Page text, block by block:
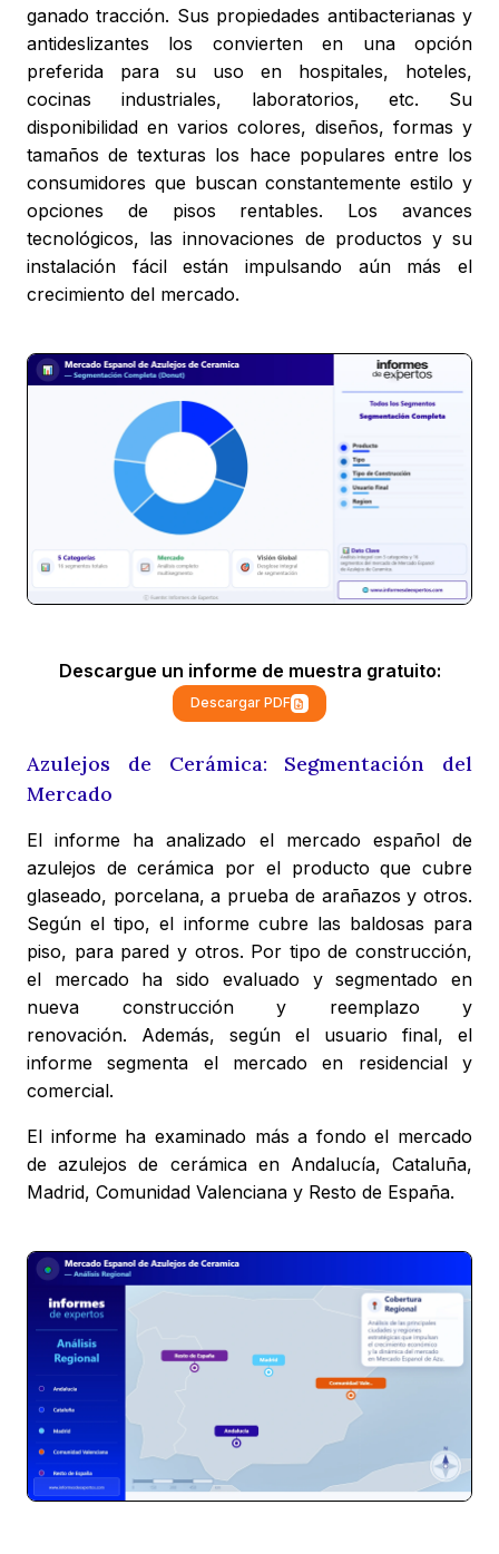
ganado tracción. Sus propiedades antibacterianas y
antideslizantes los convierten en una opción
preferida para su uso en hospitales, hoteles,
cocinas industriales, laboratorios, etc. Su
disponibilidad en varios colores, diseños, formas y
tamaños de texturas los hace populares entre los
consumidores que buscan constantemente estilo y
opciones de pisos rentables. Los avances
tecnológicos, las innovaciones de productos y su
instalación fácil están impulsando aún más el
crecimiento del mercado.
Descargue un informe de muestra gratuito:
Descargar PDF
Azulejos de Cerámica: Segmentación del
Mercado
El informe ha analizado el mercado español de
azulejos de cerámica por el producto que cubre
glaseado, porcelana, a prueba de arañazos y otros.
Según el tipo, el informe cubre las baldosas para
piso, para pared y otros. Por tipo de construcción,
el mercado ha sido evaluado y segmentado en
nueva construcción y reemplazo y
renovación. Además, según el usuario final, el
informe segmenta el mercado en residencial y
comercial.
El informe ha examinado más a fondo el mercado
de azulejos de cerámica en Andalucía, Cataluña,
Madrid, Comunidad Valenciana y Resto de España.